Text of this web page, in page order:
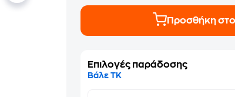
Προσθήκη
Επιλογές παράδοσης
Βάλε ΤΚ